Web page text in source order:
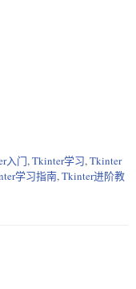
入门,Tkinter学习,Tkinter
学习指南,Tkinter进阶教